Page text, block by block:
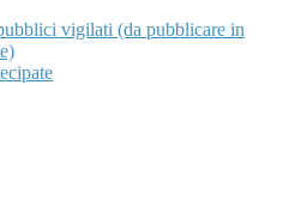
vigilati (da pubblicare in